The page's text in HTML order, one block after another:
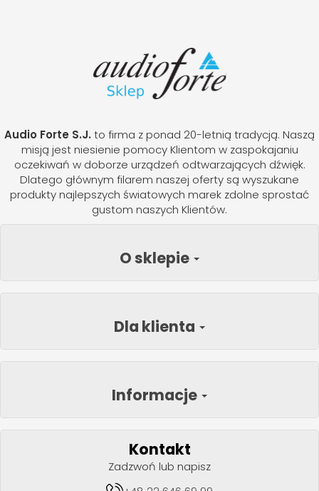
Audio Forte S.J. to firma z ponad 20-letnią tradycją. Naszą
misją jest niesienie pomocy Klientom w zaspokajaniu
oczekiwań w doborze urządzeń odtwarzających dźwięk.
Dlatego głównym filarem naszej oferty są wyszukane
produkty najlepszych światowych marek zdolne sprostać
gustom naszych Klientów.
O sklepie
Dla klienta
Informacje
Kontakt
Zadzwoń lub napisz